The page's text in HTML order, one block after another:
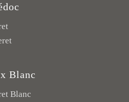
Blanc
Blanc